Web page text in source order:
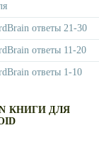
ответы 21-30
ответы 11-20
ответы 1-10
КНИГИ ДЛЯ